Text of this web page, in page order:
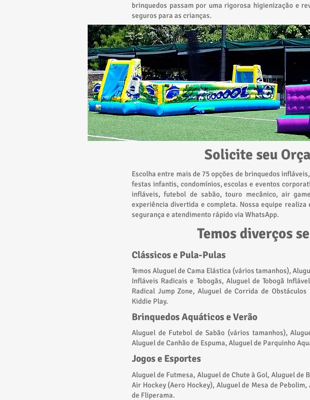
brinquedos passam por uma rigorosa higienização e
seguros para as crianças.
Solicite seu
Escolha entre mais de 75 opções de brinquedos
festas infantis, condomínios, escolas e eventos
infláveis, futebol de sabão, touro mecânico, air
experiência divertida e completa. Nossa equipe
segurança e atendimento rápido via WhatsApp.
Temos diverços
Clássicos e Pula-Pulas
Temos Aluguel de Cama Elástica (vários tamanhos),
Infláveis Radicais e Tobogãs, Aluguel de Tobogã
Radical Jump Zone, Aluguel de Corrida de
Kiddie Play.
Brinquedos Aquáticos e Verão
​Aluguel de Futebol de Sabão (vários tamanhos),
Aluguel de Canhão de Espuma, Aluguel de Parquinho
Jogos e Esportes
Aluguel de Futmesa, Aluguel de Chute à Gol, Aluguel
Air Hockey (Aero Hockey), Aluguel de Mesa de
de Fliperama.